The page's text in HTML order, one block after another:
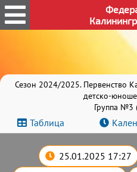
Сезон 2024/2025. Первенство
детско-
Группа №3
Таблица
25.01.2025 17:27